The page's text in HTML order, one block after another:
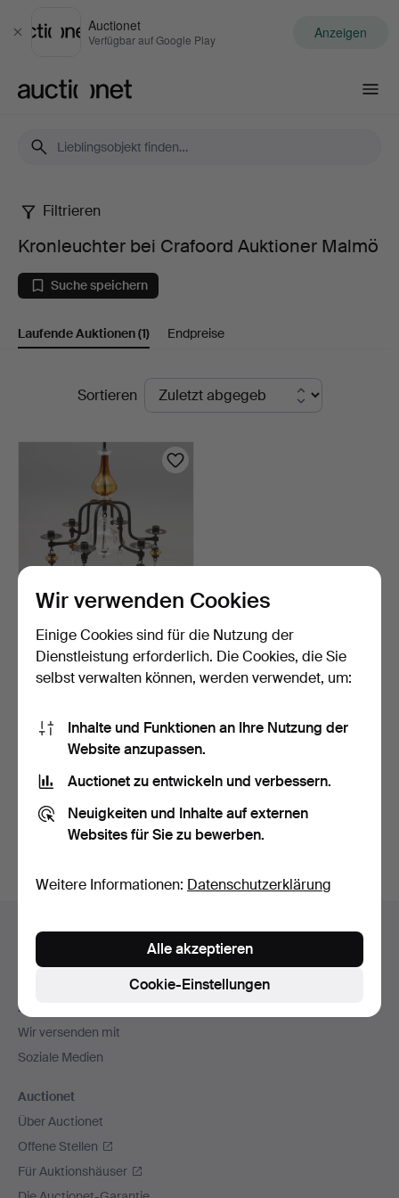
Schließen
Auctionet
Verfügbar auf Google Play Anzeigen
Kronleuchter
bei
Crafoord
Auktioner
Malmö
Filtrieren
Kronleuchter bei Crafoord Auktioner Malmö
Suche speichern
Laufende Auktionen(1) Endpreise
LaufendeSortieren
ERIK HÖGLUND.
Kronleuchter,
dazugehöriger …
1 Std 54 Min
Suche speichern
Archiv
suchen.
Navigation
Hilfe und Kontakt
Kontakt mit dem Support aufnehmen
Zahlungsweisen
Wir versenden mit
Soziale Medien
Auctionet
Über Auctionet
Offene Stellen
Für Auktionshäuser
Wir verwenden Cookies
Einige Cookies sind für die Nutzung der
Dienstleistung erforderlich. Die Cookies, die Sie
selbst verwalten können, werden verwendet, um:
Inhalte und Funktionen an Ihre Nutzung der
Website anzupassen.
Auctionet zu entwickeln und verbessern.
Neuigkeiten und Inhalte auf externen
Websites für Sie zu bewerben.
Weitere Informationen: Datenschutzerklärung
Cookie-Einstellungen
Alle akzeptieren